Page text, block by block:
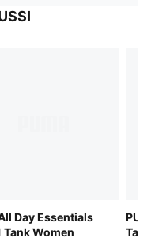
Day Essentials
Women